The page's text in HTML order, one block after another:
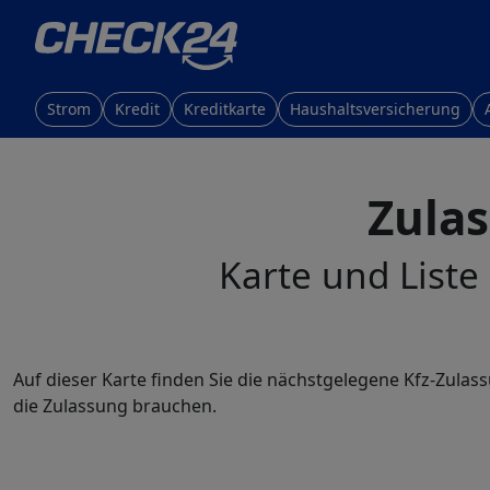
Strom Kredit Kreditkarte Haushaltsversicherung
Karte und
Auf dieser Karte finden Sie die nächstgelegene Kfz-
die Zulassung brauchen.